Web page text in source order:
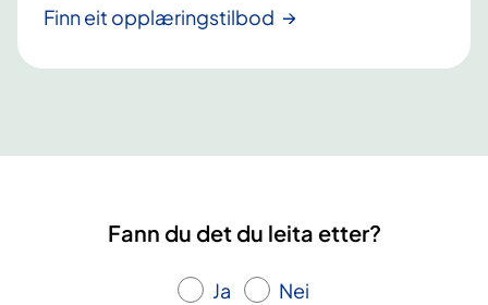
Finn eit opplæringstilbod
Fann du det du leita etter?
Ja Nei